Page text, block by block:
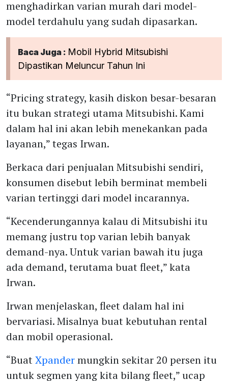
menghadirkan varian murah dari model-
model terdahulu yang sudah dipasarkan.
Baca Juga : Mobil Hybrid Mitsubishi
Dipastikan Meluncur Tahun Ini
“Pricing strategy, kasih diskon besar-besaran
itu bukan strategi utama Mitsubishi. Kami
dalam hal ini akan lebih menekankan pada
layanan,” tegas Irwan.
Berkaca dari penjualan Mitsubishi sendiri,
konsumen disebut lebih berminat membeli
varian tertinggi dari model incarannya.
“Kecenderungannya kalau di Mitsubishi itu
memang justru top varian lebih banyak
demand-nya. Untuk varian bawah itu juga
ada demand, terutama buat fleet,” kata
Irwan.
Irwan menjelaskan, fleet dalam hal ini
bervariasi. Misalnya buat kebutuhan rental
dan mobil operasional.
“BuatXpandermungkin sekitar 20 persen itu
untuk segmen yang kita bilang fleet,” ucap